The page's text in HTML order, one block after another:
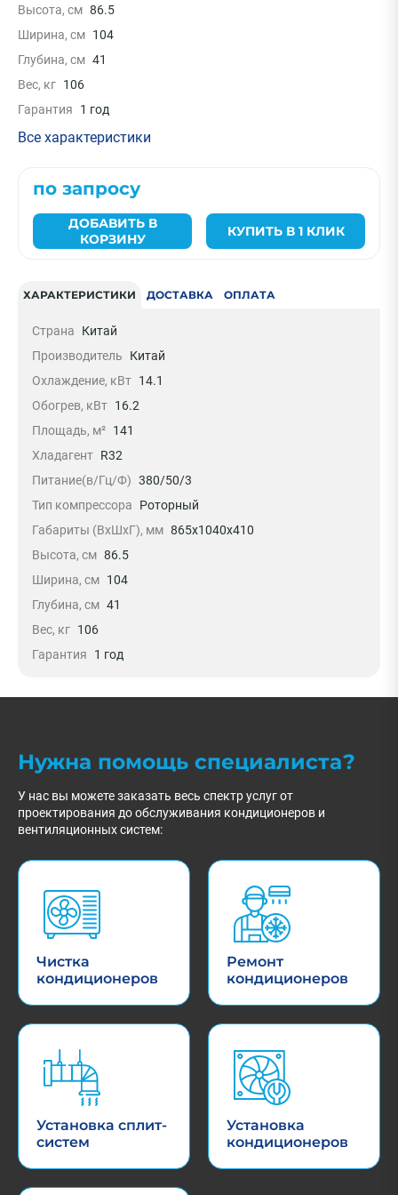
Высота, см 86.5
Ширина, см 104
Глубина, см 41
Вес, кг 106
Гарантия
1 год
Все характеристики
по запросу
ДОБАВИТЬ В
КОРЗИНУ
КУПИТЬ В 1 КЛИК
ХАРАКТЕРИСТИКИ ДОСТАВКА ОПЛАТА
Страна
Китай
Производитель
Китай
Охлаждение, кВт 14.1
Обогрев, кВт 16.2
Площадь, м² 141
Хладагент R32
Питание(в/Гц/Ф) 380/50/3
Тип компрессора
Роторный
Габариты (ВxШxГ), мм 865x1040x410
Высота, см 86.5
Ширина, см 104
Глубина, см 41
Вес, кг 106
Гарантия
1 год
Нужна помощь специалиста?
У нас вы можете заказать весь спектр услуг от
проектирования до обслуживания кондиционеров и
вентиляционных систем:
Чистка
кондиционеров
Ремонт
кондиционеров
Установка сплит-
систем
Установка
кондиционеров